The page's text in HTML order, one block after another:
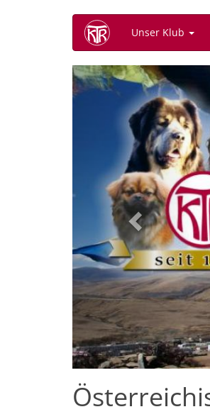
Unser Klub
Previous